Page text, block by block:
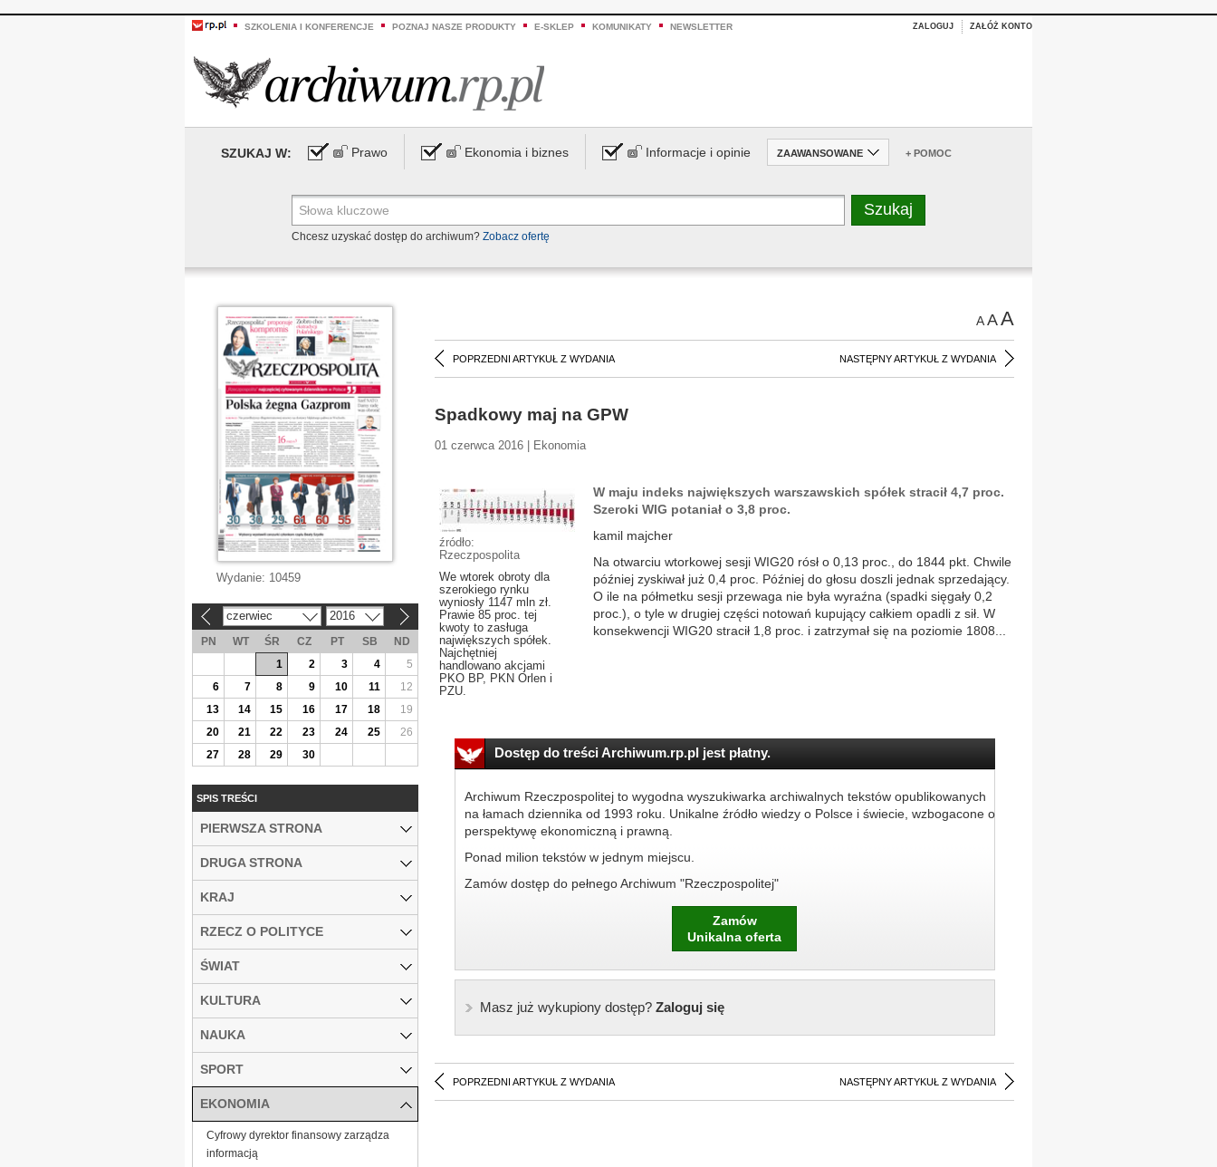
SZKOLENIA I KONFERENCJE POZNAJ NASZE PRODUKTY E-SKLEP KOMUNIKATY NEWSLETTER ZALOGUJ ZAŁÓŻ KONTO
SZUKAJ W: Prawo Ekonomia i biznes Informacje i opinie ZAAWANSOWANE + POMOC
Chcesz uzyskać dostęp do archiwum? Zobacz ofertę
AAA
POPRZEDNI ARTYKUŁ Z WYDANIA NASTĘPNY ARTYKUŁ Z WYDANIA
Spadkowy maj na GPW
01 czerwca 2016 | Ekonomia
źródło:
Rzeczpospolita
We wtorek obroty dla
szerokiego rynku
wyniosły 1147 mln zł.
Prawie 85 proc. tej
kwoty to zasługa
największych spółek.
Najchętniej
handlowano akcjami
PKO BP, PKN Orlen i
PZU.
W maju indeks największych warszawskich spółek stracił 4,7 proc.
Szeroki WIG potaniał o 3,8 proc.
kamil majcher
Na otwarciu wtorkowej sesji WIG20 rósł o 0,13 proc., do 1844 pkt. Chwile
później zyskiwał już 0,4 proc. Później do głosu doszli jednak sprzedający.
O ile na półmetku sesji przewaga nie była wyraźna (spadki sięgały 0,2
proc.), o tyle w drugiej części notowań kupujący całkiem opadli z sił. W
konsekwencji WIG20 stracił 1,8 proc. i zatrzymał się na poziomie 1808...
Dostęp do treści Archiwum.rp.pl jest płatny.
Archiwum Rzeczpospolitej to wygodna wyszukiwarka archiwalnych tekstów opublikowanych
na łamach dziennika od 1993 roku. Unikalne źródło wiedzy o Polsce i świecie, wzbogacone o
perspektywę ekonomiczną i prawną.
Ponad milion tekstów w jednym miejscu.
Zamów dostęp do pełnego Archiwum "Rzeczpospolitej"
Zamów
Unikalna oferta
Masz już wykupiony dostęp?Zaloguj się
POPRZEDNI ARTYKUŁ Z WYDANIA NASTĘPNY ARTYKUŁ Z WYDANIA
Wydanie: 10459
czerwiec 2016
PN WT ŚR CZ PT SB
ND
1
2 3 4
5
6
7 8 9 10 11
12
13
14 15 16 17 18
19
20
21 22 23 24 25
26
27
28 29 30
SPIS TREŚCI
PIERWSZA STRONA
DRUGA STRONA
KRAJ
RZECZ O POLITYCE
ŚWIAT
KULTURA
NAUKA
SPORT
EKONOMIA
Cyfrowy dyrektor finansowy zarządza
informacją